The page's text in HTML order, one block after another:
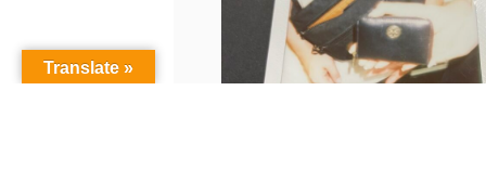
Translate »